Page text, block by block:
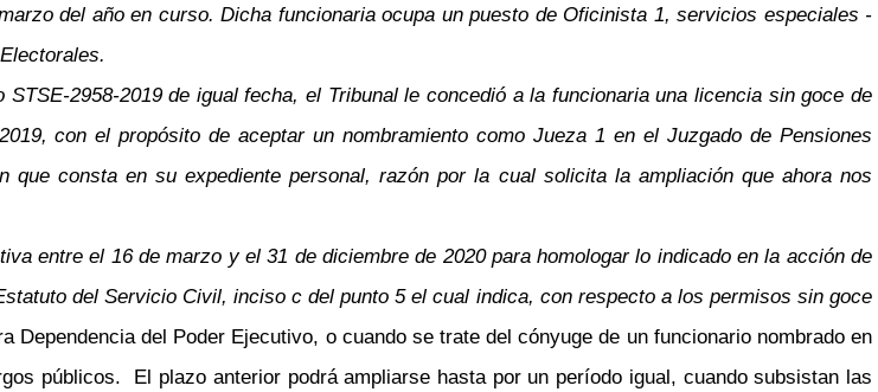
del año en curso. Dicha funcionaria ocupa un puesto de Oficinista 1, servicios especiales -
2958-2019 de igual fecha, el Tribunal le concedió a la funcionaria una licencia sin goce de
con el propósito de aceptar un nombramiento como Jueza 1 en el Juzgado de Pensiones
consta en su expediente personal, razón por la cual solicita la ampliación que ahora nos
entre el 16 de marzo y el 31 de diciembre de 2020 para homologar lo indicado en la acción de
del Servicio Civil, inciso c del punto 5 el cual indica, con respecto a los permisos sin goce
del Poder Ejecutivo, o cuando se trate del cónyuge de un funcionario nombrado en
públicos. El plazo anterior podrá ampliarse hasta por un período igual, cuando subsistan las